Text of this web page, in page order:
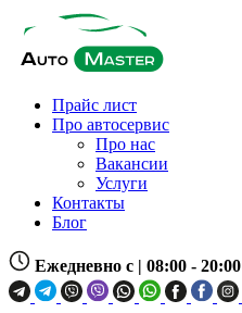
Прайс лист
Про автосервис
Про нас
Вакансии
Услуги
Контакты
Блог
Ежедневно с | 08:00 - 20:00